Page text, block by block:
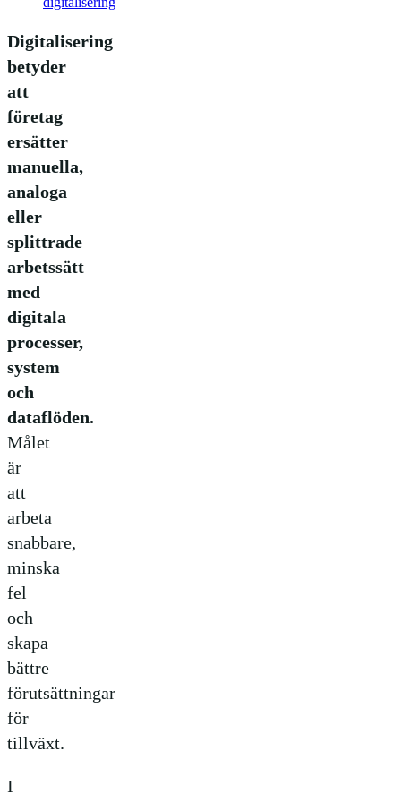
Digitalisering
betyder
att
företag
ersätter
manuella,
analoga
eller
splittrade
arbetssätt
med
digitala
processer,
system
och
dataflöden.
Målet
är
att
arbeta
snabbare,
minska
fel
och
skapa
bättre
förutsättningar
för
tillväxt.
I